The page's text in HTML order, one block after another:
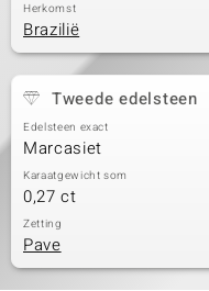
Herkomst
Brazilië
Tweede edelsteen
Edelsteen exact
Marcasiet
Karaatgewicht som
0,27 ct
Zetting
Pave